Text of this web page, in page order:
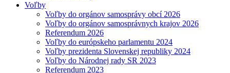
Voľby
Voľby do orgánov samosprávy obcí 2026
Voľby do orgánov samosprávnych krajov 2026
Referendum 2026
Voľby do európskeho parlamentu 2024
Voľby prezidenta Slovenskej republiky 2024
Voľby do Národnej rady SR 2023
Referendum 2023